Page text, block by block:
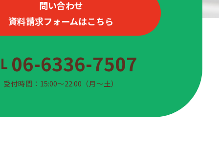
問い合わせ
資料請求フォームはこちら
06-6336-7507
受付時間：15:00〜22:00（月〜土）